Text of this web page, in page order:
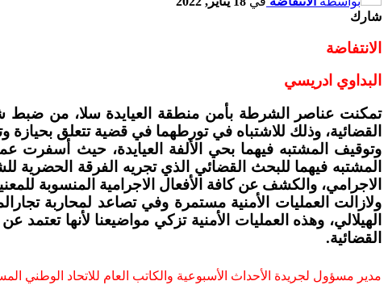
شارك
الانتفاضة
البداوي ادريسي
القضائية، وذلك للاشتباه في تورطهما في قضية تتعلق بحيازة
المشتبه فيهما للبحث القضائي الذي تجريه الفرقة الحضرية
الاجرامي، والكشف عن كافة الأفعال الاجرامية المنسوبة
ولازالت العمليات الأمنية مستمرة وفي تصاعد لمحاربة
الهيلالي، وهذه العمليات الأمنية تزكي مواضيعنا لأنها
القضائية.
مدير مسؤول لجريدة الأحداث الأسبوعية والكاتب العام للاتحاد الوطني